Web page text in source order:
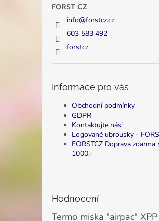
FORST CZ
info@forstcz.cz
603 583 492
forstcz
Informace pro vás
Obchodní podmínky
GDPR
Kontaktujte nás!
Logované ubrousky -
FORSTCZ Doprava zdarma
1000,-
Hodnocení